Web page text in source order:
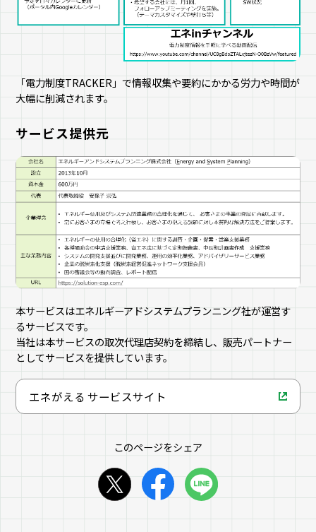
「電力制度TRACKER」で情報収集や要約にかかる労力や時間が
大幅に削減されます。
サービス提供元
本サービスはエネルギーアドシステムプランニング社が運営す
るサービスです。
当社は本サービスの取次代理店契約を締結し、販売パートナー
としてサービスを提供しています。
エネがえる サービスサイト
このページをシェア